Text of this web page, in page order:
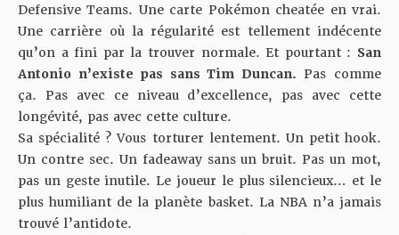
Defensive Teams. Une carte Pokémon cheatée en vrai.
Une carrière où la régularité est tellement indécente
qu’on a fini par la trouver normale. Et pourtant : San
Antonio n’existe pas sans Tim Duncan. Pas comme
ça. Pas avec ce niveau d’excellence, pas avec cette
longévité, pas avec cette culture.
Sa spécialité ? Vous torturer lentement. Un petit hook.
Un contre sec. Un fadeaway sans un bruit. Pas un mot,
pas un geste inutile. Le joueur le plus silencieux… et le
plus humiliant de la planète basket. La NBA n’a jamais
trouvé l’antidote.